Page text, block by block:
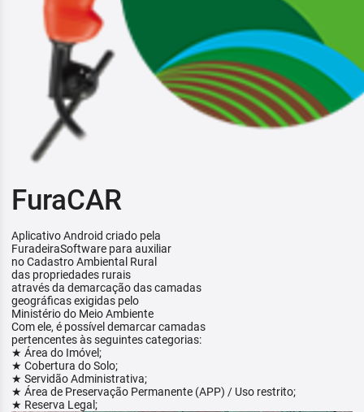
FuraCAR
Aplicativo Android criado pela
FuradeiraSoftware para auxiliar
no Cadastro Ambiental Rural
das propriedades rurais
através da demarcação das camadas
geográficas exigidas pelo
Ministério do Meio Ambiente
Com ele, é possível demarcar camadas
pertencentes às seguintes categorias:
★ Área do Imóvel;
★ Cobertura do Solo;
★ Servidão Administrativa;
★ Área de Preservação Permanente (APP) / Uso restrito;
★ Reserva Legal;